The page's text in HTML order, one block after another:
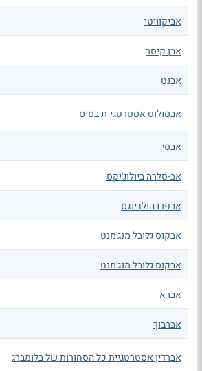
אביקוויטי
אבן קיסר
אבנט
אבסולוט אסטרטגיית בסיס
אבסי
אב-סלרה ביולוג'יקס
אבפרו הולדינגס
אבקוס גלובל מנג'מנט
אבקוס גלובל מנג'מנט
אברא
אברבוך
אברדין אסטרטגיית כל הסחורות של בלומברג